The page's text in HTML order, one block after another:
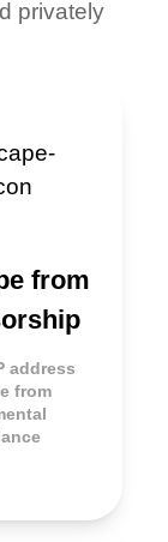
privately
from
address
from